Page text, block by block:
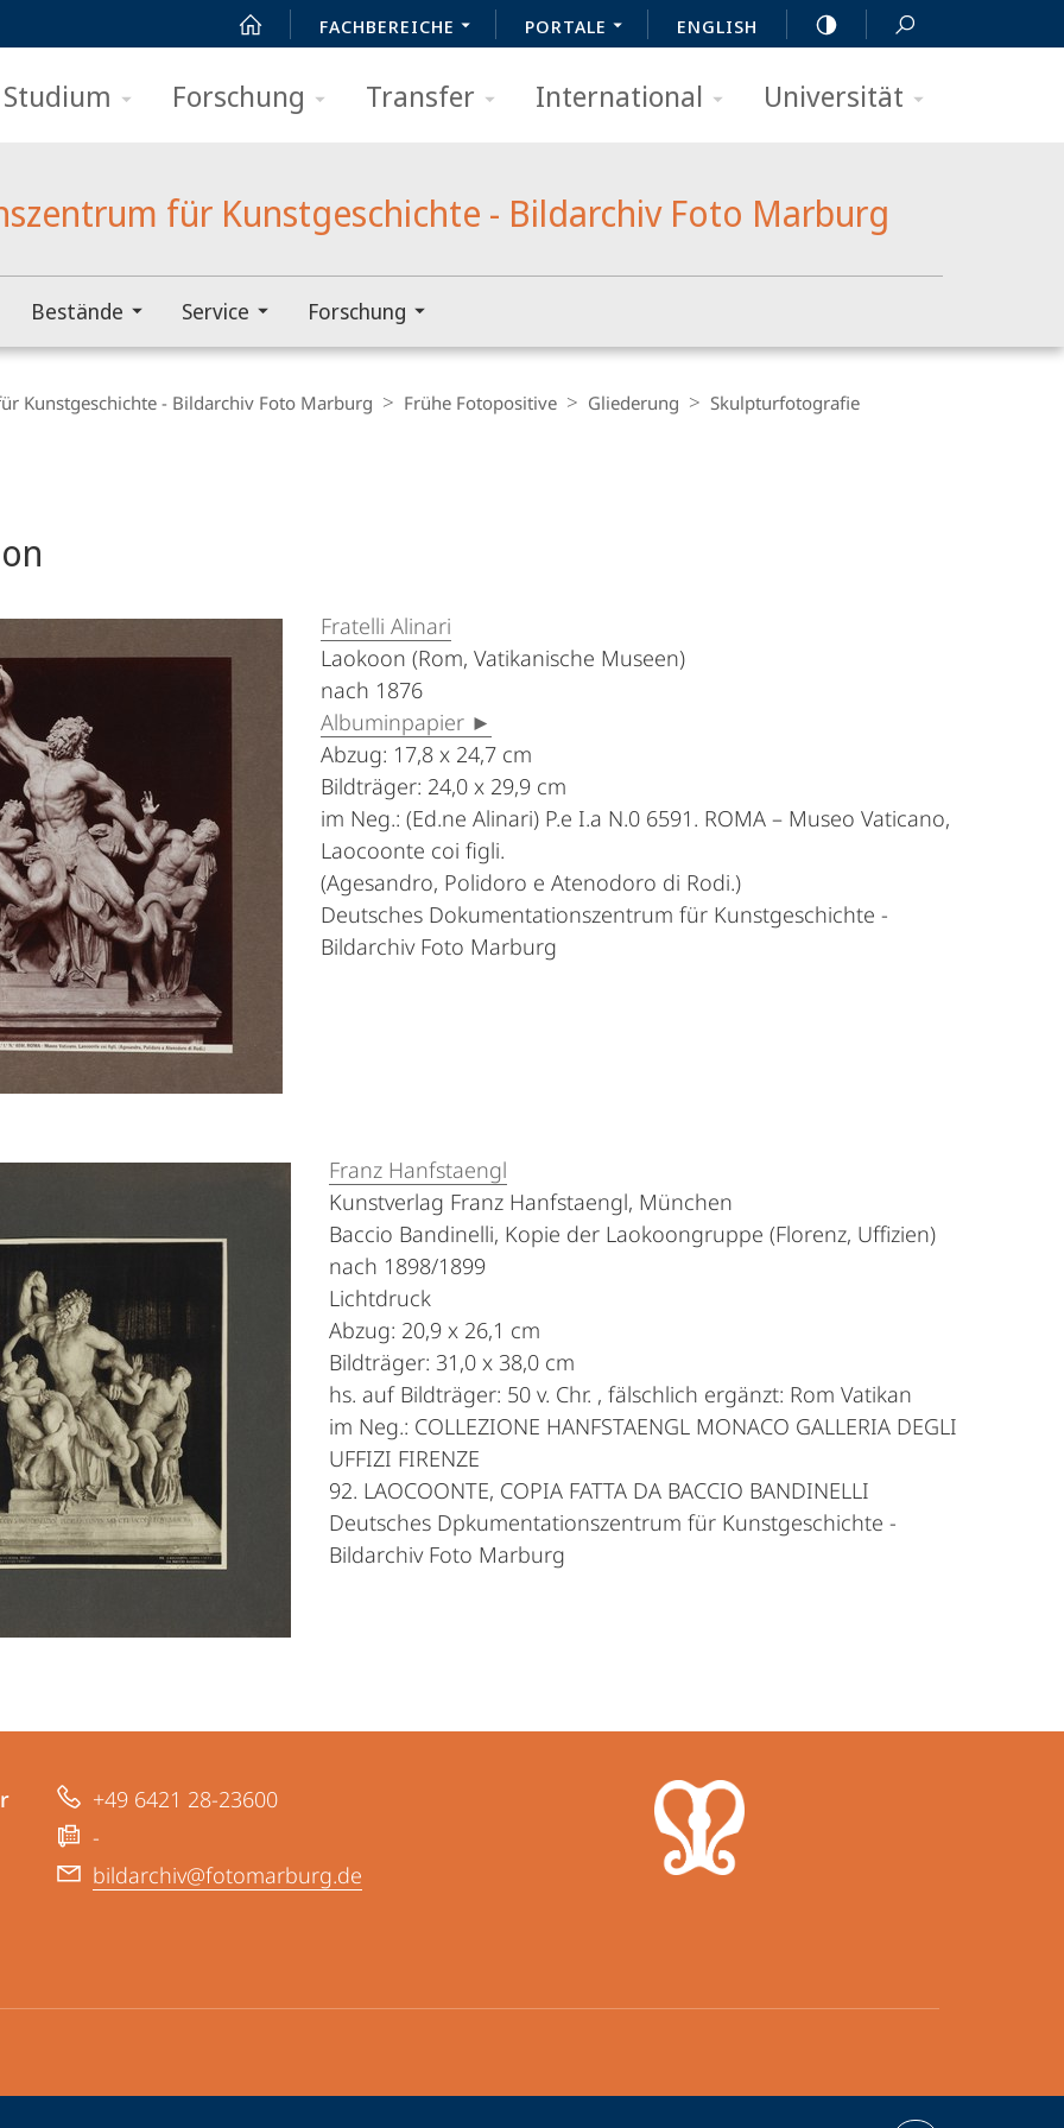
FACHBEREICHE PORTALE ENGLISH
Studium Forschung Transfer International Universität
für Kunstgeschichte - Bildarchiv Foto Marburg
Bestände Service Forschung
Kunstgeschichte - Bildarchiv Foto Marburg Frühe Fotopositive Gliederung
Skulpturfotografie
Fratelli Alinari
Laokoon (Rom, Vatikanische Museen)
nach 1876
Albuminpapier ►
Abzug: 17,8 x 24,7 cm
Bildträger: 24,0 x 29,9 cm
im Neg.: (Ed.ne Alinari) P.e I.a N.0 6591. ROMA – Museo Vaticano,
Laocoonte coi figli.
(Agesandro, Polidoro e Atenodoro di Rodi.)
Deutsches Dokumentationszentrum für Kunstgeschichte -
Bildarchiv Foto Marburg
Franz Hanfstaengl
Kunstverlag Franz Hanfstaengl, München
Baccio Bandinelli, Kopie der Laokoongruppe (Florenz, Uffizien)
nach 1898/1899
Lichtdruck
Abzug: 20,9 x 26,1 cm
Bildträger: 31,0 x 38,0 cm
hs. auf Bildträger: 50 v. Chr. , fälschlich ergänzt: Rom Vatikan
im Neg.: COLLEZIONE HANFSTAENGL MONACO GALLERIA DEGLI
UFFIZI FIRENZE
92. LAOCOONTE, COPIA FATTA DA BACCIO BANDINELLI
Deutsches Dpkumentationszentrum für Kunstgeschichte -
Bildarchiv Foto Marburg
+49 6421 28-23600
-
bildarchiv@fotomarburg.de